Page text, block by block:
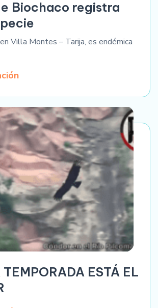
Biochaco registra
Villa Montes – Tarija, es endémica
TEMPORADA ESTÁ EL